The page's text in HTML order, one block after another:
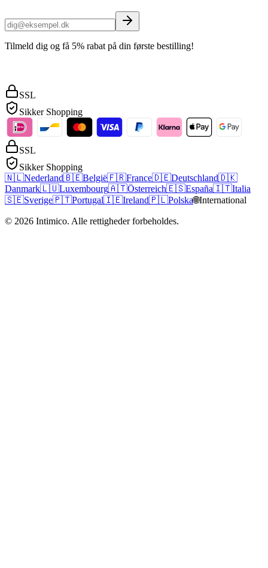
Tilmeld dig og få 5% rabat på din første bestilling!
SSL
Sikker Shopping
SSL
Sikker Shopping
🇳🇱Nederland🇧🇪België🇫🇷France🇩🇪Deutschland🇩🇰
Danmark🇱🇺Luxembourg🇦🇹Österreich🇪🇸España🇮🇹Italia
🇸🇪Sverige🇵🇹Portugal🇮🇪Ireland🇵🇱Polska🌐International
© 2026 Intimico. Alle rettigheder forbeholdes.